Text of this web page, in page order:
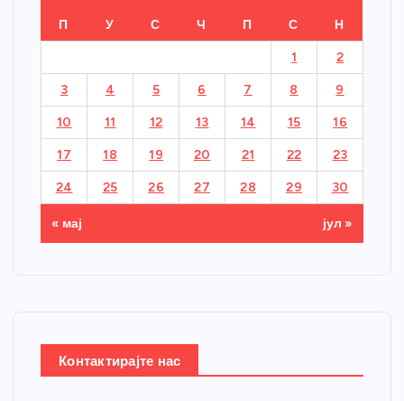
П У С Ч П С Н
1 2
3 4 5 6 7 8 9
10 11 12 13 14 15 16
17 18 19 20 21 22 23
24 25 26 27 28 29 30
« мај јул »
Контактирајте нас